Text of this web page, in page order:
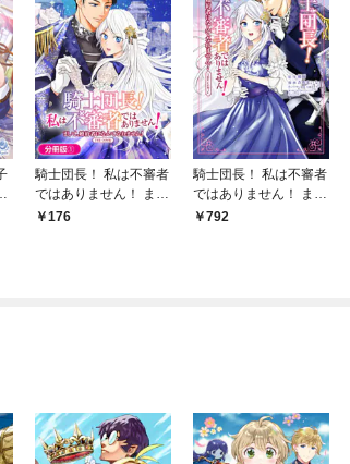
騎士団長！ 私は不審者
ではありません！ まし
て、婚約者になんてな
176
騎士団長！ 私は不審者
ではありません！ まし
て、婚約者になんてな
792